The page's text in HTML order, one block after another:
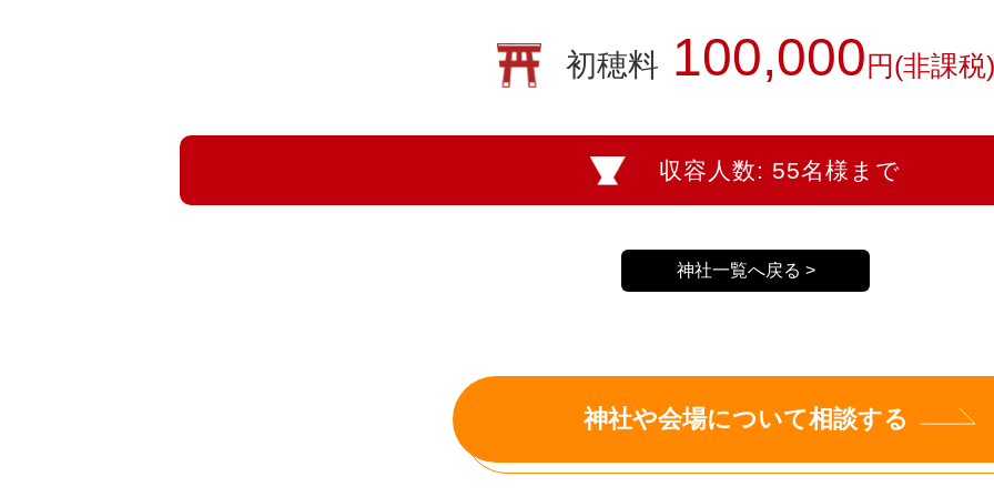
初穂料 100,000 円(非課税)
収容人数: 55名様まで
神社一覧へ戻る >
神社や会場について相談する